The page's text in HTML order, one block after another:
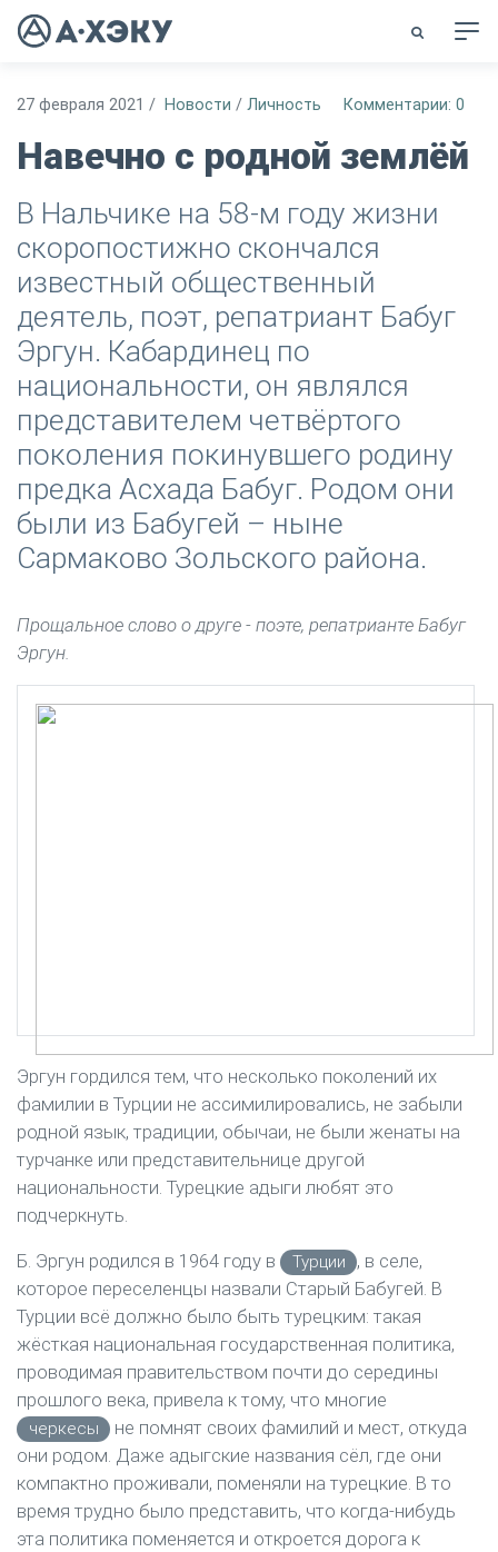
27 февраля 2021 / Новости / Личность Комментарии: 0
Навечно с родной землёй
В Нальчике на 58-м году жизни
скоропостижно скончался
известный общественный
деятель, поэт, репатриант Бабуг
Эргун. Кабардинец по
национальности, он являлся
представителем четвёртого
поколения покинувшего родину
предка Асхада Бабуг. Родом они
были из Бабугей – ныне
Сармаково Зольского района.
Прощальное слово о друге - поэте, репатрианте Бабуг
Эргун.
Эргун гордился тем, что несколько поколений их
фамилии в Турции не ассимилировались, не забыли
родной язык, традиции, обычаи, не были женаты на
турчанке или представительнице другой
национальности. Турецкие адыги любят это
подчеркнуть.
Б. Эргун родился в 1964 году в Турции
, в селе,
которое переселенцы назвали Старый Бабугей. В
Турции всё должно было быть турецким: такая
жёсткая национальная государственная политика,
проводимая правительством почти до середины
прошлого века, привела к тому, что многие
черкесы
не помнят своих фамилий и мест, откуда
они родом. Даже адыгские названия сёл, где они
компактно проживали, поменяли на турецкие. В то
время трудно было представить, что когда-нибудь
эта политика поменяется и откроется дорога к